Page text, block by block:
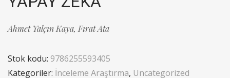
Ahmet Yalçın Kaya, Fırat Ata
Stok kodu: 9786255593405
Kategoriler: İnceleme Araştırma, Uncategorized